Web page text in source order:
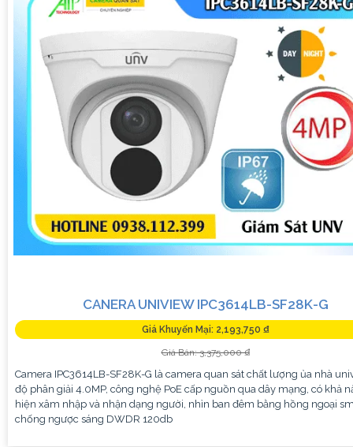
CANERA UNIVIEW IPC3614LB-SF28K-G
Giá Khuyến Mại: 2,193,750 ₫
Giá Bán: 3,375,000 ₫
Camera IPC3614LB-SF28K-G là camera quan sát chất lượng ủa nhà
độ phân giải 4.0MP, công nghệ PoE cấp nguồn qua dây mạng, có khả
hiện xâm nhập và nhận dạng người, nhìn ban đêm bằng hồng ngoại
chống ngược sáng DWDR 120db